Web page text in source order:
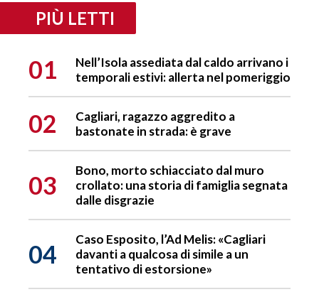
PIÙ LETTI
01
Nell’Isola assediata dal caldo arrivano i
temporali estivi: allerta nel pomeriggio
02
Cagliari, ragazzo aggredito a
bastonate in strada: è grave
03
Bono, morto schiacciato dal muro
crollato: una storia di famiglia segnata
dalle disgrazie
04
Caso Esposito, l’Ad Melis: «Cagliari
davanti a qualcosa di simile a un
tentativo di estorsione»